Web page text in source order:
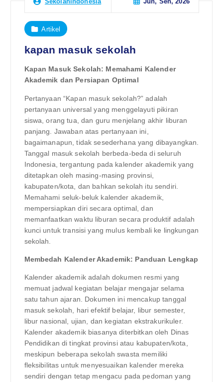
Artikel
kapan masuk sekolah
Kapan Masuk Sekolah: Memahami Kalender
Akademik dan Persiapan Optimal
Pertanyaan “Kapan masuk sekolah?” adalah
pertanyaan universal yang menggelayuti pikiran
siswa, orang tua, dan guru menjelang akhir liburan
panjang. Jawaban atas pertanyaan ini,
bagaimanapun, tidak sesederhana yang dibayangkan.
Tanggal masuk sekolah berbeda-beda di seluruh
Indonesia, tergantung pada kalender akademik yang
ditetapkan oleh masing-masing provinsi,
kabupaten/kota, dan bahkan sekolah itu sendiri.
Memahami seluk-beluk kalender akademik,
mempersiapkan diri secara optimal, dan
memanfaatkan waktu liburan secara produktif adalah
kunci untuk transisi yang mulus kembali ke lingkungan
sekolah.
Membedah Kalender Akademik: Panduan Lengkap
Kalender akademik adalah dokumen resmi yang
memuat jadwal kegiatan belajar mengajar selama
satu tahun ajaran. Dokumen ini mencakup tanggal
masuk sekolah, hari efektif belajar, libur semester,
libur nasional, ujian, dan kegiatan ekstrakurikuler.
Kalender akademik biasanya diterbitkan oleh Dinas
Pendidikan di tingkat provinsi atau kabupaten/kota,
meskipun beberapa sekolah swasta memiliki
fleksibilitas untuk menyesuaikan kalender mereka
sendiri dengan tetap mengacu pada pedoman yang